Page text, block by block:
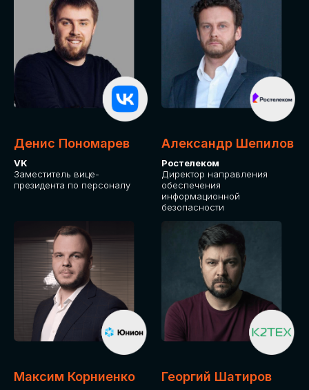
Денис Пономарев
VK
Заместитель вице-
президента по персоналу
Александр Шепилов
Ростелеком
Директор направления
обеспечения
информационной
безопасности
Максим Корниенко Георгий Шатиров